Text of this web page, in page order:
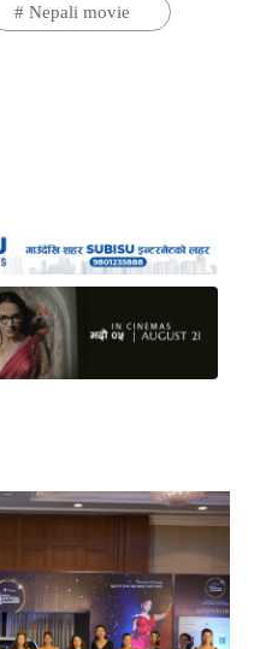
# Nepali movie